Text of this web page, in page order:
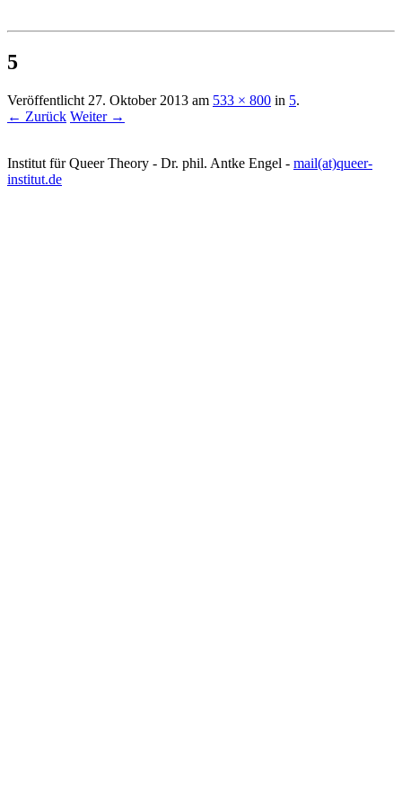
queer-institut
Institut für queer theory
5
Veröffentlicht 27. Oktober 2013 am 533 × 800 in 5.
← Zurück Weiter →
Institut für Queer Theory - Dr. phil. Antke Engel - mail(at)queer-
institut.de